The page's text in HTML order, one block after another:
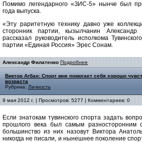
Помимо легендарного «ЗИС-5» нынче был
года выпуска.
«Эту раритетную технику давно уже
сторонник партии, кызылчанин
рассказал руководитель исполкома
партии «Единая Россия» Эрес Сонам.
Александр Филатенко Подробнее
Виктор Агбан: Спорт мне помогает себя хорошо
возраста
Рубрика: Личность
9 мая 2012 г. | Просмотров: 5277 | Комментариев: 0
Если знатокам тувинского спорта задать
прошлого века был самым разносторонним
большинство из них назовут Виктора
никогда не писали, и нынешнее поколение